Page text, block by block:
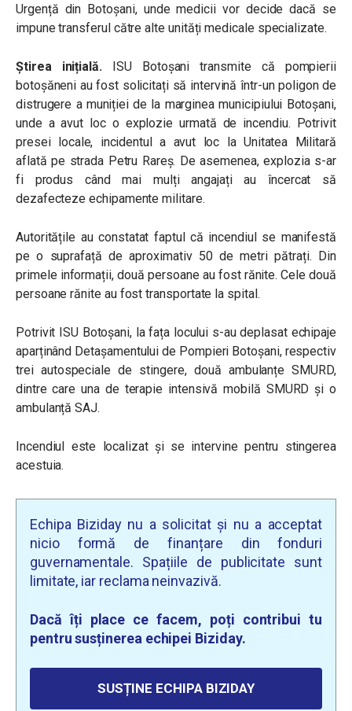
Urgență din Botoșani, unde medicii vor decide dacă se
impune transferul către alte unități medicale specializate.
Știrea inițială. ISU Botoșani transmite că pompierii
botoșăneni au fost solicitați să intervină într-un poligon de
distrugere a muniției de la marginea municipiului Botoșani,
unde a avut loc o explozie urmată de incendiu. Potrivit
presei locale, incidentul a avut loc la Unitatea Militară
aflată pe strada Petru Rareş. De asemenea, explozia s-ar
fi produs când mai mulți angajați au încercat să
dezafecteze echipamente militare.
Autoritățile au constatat faptul că incendiul se manifestă
pe o suprafață de aproximativ 50 de metri pătrați. Din
primele informații, două persoane au fost rănite. Cele două
persoane rănite au fost transportate la spital.
Potrivit ISU Botoșani, la fața locului s-au deplasat echipaje
aparținând Detașamentului de Pompieri Botoșani, respectiv
trei autospeciale de stingere, două ambulanțe SMURD,
dintre care una de terapie intensivă mobilă SMURD și o
ambulanță SAJ.
Incendiul este localizat și se intervine pentru stingerea
acestuia.
Echipa Biziday nu a solicitat și nu a acceptat
nicio formă de finanțare din fonduri
guvernamentale. Spațiile de publicitate sunt
limitate, iar reclama neinvazivă.
Dacă îți place ce facem, poți contribui tu
pentru susținerea echipei Biziday.
SUSȚINE ECHIPA BIZIDAY